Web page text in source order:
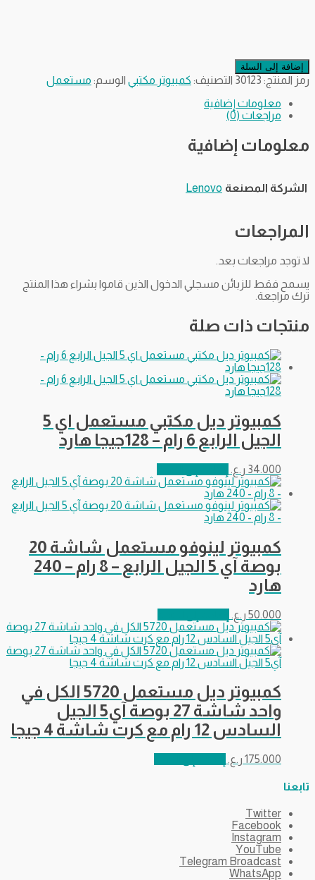
إضافة إلى السلة
رمز المنتج: 30123 التصنيف: كمبيوتر مكتبي الوسم: مستعمل
معلومات إضافية
مراجعات (0)
معلومات إضافية
الشركة المصنعة Lenovo
المراجعات
لا توجد مراجعات بعد.
يسمح فقط للزبائن مسجلي الدخول الذين قاموا بشراء هذا المنتج
ترك مراجعة.
منتجات ذات صلة
كمبيوتر ديل مكتبي مستعمل اي 5
الجيل الرابع 6 رام – 128جيجا هارد
34.000 ر.ع.
كمبيوتر لينوفو مستعمل شاشة 20
بوصة آي 5 الجيل الرابع – 8 رام – 240
هارد
50.000 ر.ع.
كمبيوتر ديل مستعمل 5720 الكل في
واحد شاشة 27 بوصة آي5 الجيل
السادس 12 رام مع كرت شاشة 4 جيجا
175.000 ر.ع.
تابعنا
Twitter
Facebook
Instagram
YouTube
Telegram Broadcast
WhatsApp